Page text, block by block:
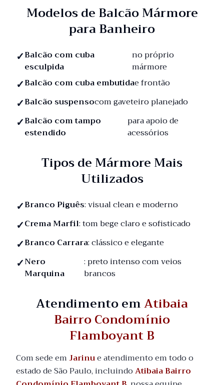
Modelos de Balcão Mármore
para Banheiro
Balcão com cuba
esculpida
no próprio
mármore
Balcão com cuba embutidae frontão
Balcão suspensocom gaveteiro planejado
Balcão com tampo
estendido
para apoio de
acessórios
Tipos de Mármore Mais
Utilizados
Branco Piguês: visual clean e moderno
Crema Marfil: tom bege claro e sofisticado
Branco Carrara: clássico e elegante
Nero
Marquina
: preto intenso com veios
brancos
Atendimento emAtibaia
Bairro Condomínio
Flamboyant B
Com sede emJarinue atendimento em todo o
estado de São Paulo, incluindoAtibaia Bairro